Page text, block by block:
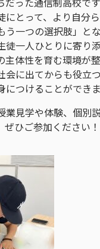
にとって、より自分
一つの選択肢」とな
徒一人ひとりに寄り
主体性を育む環境が
会に出てからも役立
つけることができま
業見学や体験、個別
ひご参加ください！